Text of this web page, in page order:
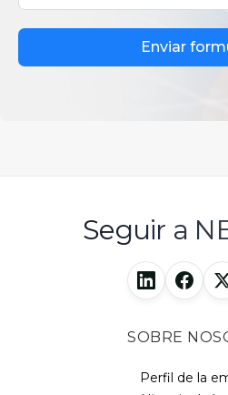
Enviar
Seguir a
SOBRE
Perfil de la